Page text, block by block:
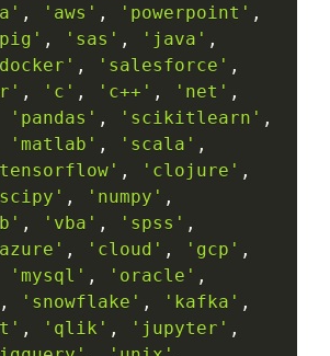
, 'aws' , 'powerpoint' ,
, 'sas' , 'java' ,
, 'salesforce' ,
, 'c' , 'c++' , 'net' ,
'pandas' , 'scikitlearn' ,
'matlab' , 'scala' ,
, 'clojure' ,
, 'numpy' ,
, 'vba' , 'spss' ,
, 'cloud' , 'gcp' ,
'mysql' , 'oracle' ,
, 'snowflake' , 'kafka' ,
, 'qlik' , 'jupyter' ,